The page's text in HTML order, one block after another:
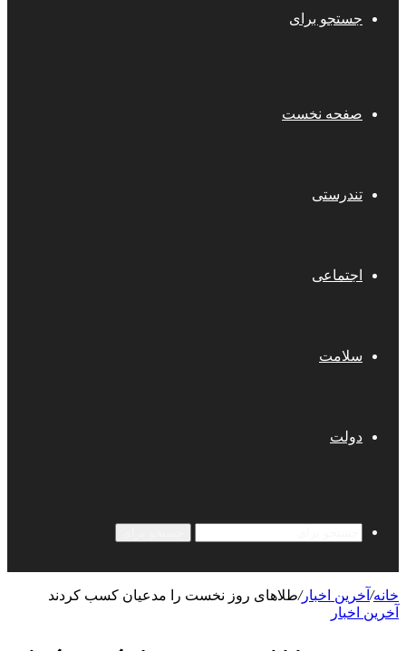
جستجو برای
صفحه نخست
تندرستی
اجتماعی
سلامت
دولت
خانه/ آخرین اخبار/طلاهای روز نخست را مدعیان کسب کردند
آخرین اخبار